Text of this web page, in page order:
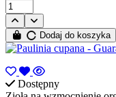
Dodaj do koszyka
Dostępny